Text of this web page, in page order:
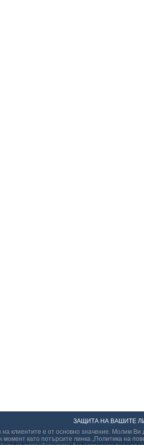
ЗАЩИТА НА ВАШИТЕ
клиентите е от основно значение. Молим
като потърсите линка „Политикa на
Политикa за поверителност